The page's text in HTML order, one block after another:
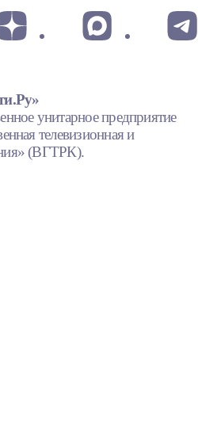
унитарное предприятие
телевизионная и
(ВГТРК).